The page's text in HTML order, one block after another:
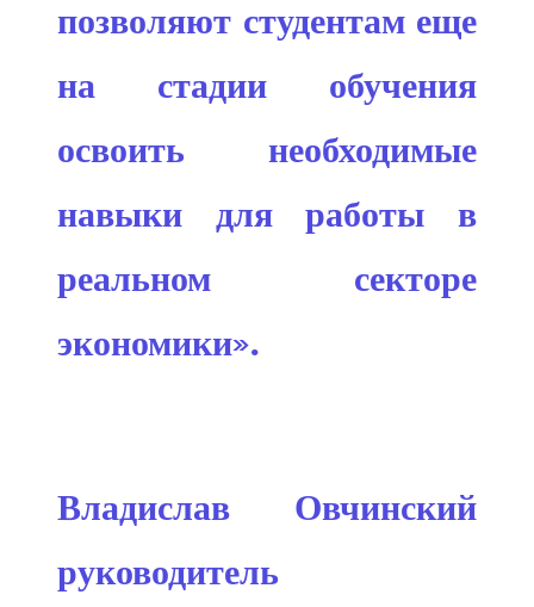
позволяют студентам еще
на стадии обучения
освоить необходимые
навыки для работы в
реальном секторе
экономики».
Владислав Овчинский
руководитель